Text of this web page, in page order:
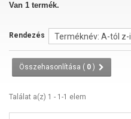
Van 1 termék.
Rendezés
Összehasonlítása ( 0 )
Találat a(z) 1 - 1-1 elem